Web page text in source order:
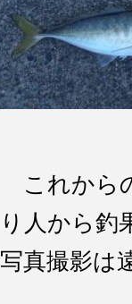
これから
り人から釣
写真撮影は